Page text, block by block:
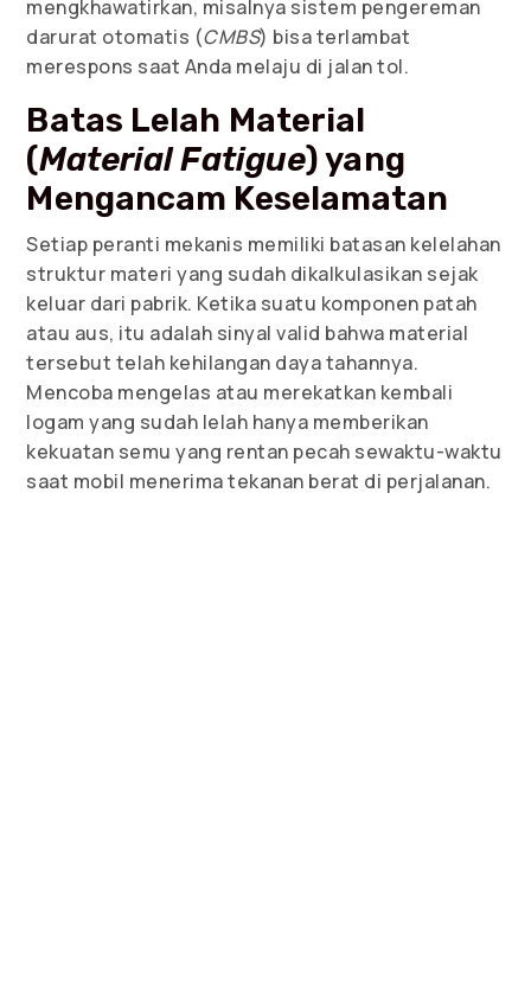
mengkhawatirkan, misalnya sistem pengereman
darurat otomatis (CMBS) bisa terlambat
merespons saat Anda melaju di jalan tol.
Batas Lelah Material
(Material Fatigue) yang
Mengancam Keselamatan
Setiap peranti mekanis memiliki batasan kelelahan
struktur materi yang sudah dikalkulasikan sejak
keluar dari pabrik. Ketika suatu komponen patah
atau aus, itu adalah sinyal valid bahwa material
tersebut telah kehilangan daya tahannya.
Mencoba mengelas atau merekatkan kembali
logam yang sudah lelah hanya memberikan
kekuatan semu yang rentan pecah sewaktu-waktu
saat mobil menerima tekanan berat di perjalanan.